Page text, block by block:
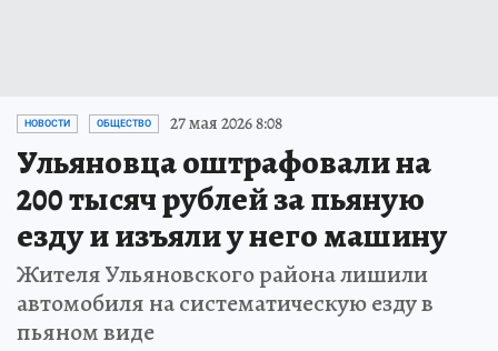
НОВОСТИ ОБЩЕСТВО 27 мая 2026 8:08
Ульяновца оштрафовали на
200 тысяч рублей за пьяную
езду и изъяли у него машину
Жителя Ульяновского района лишили
автомобиля на систематическую езду в
пьяном виде